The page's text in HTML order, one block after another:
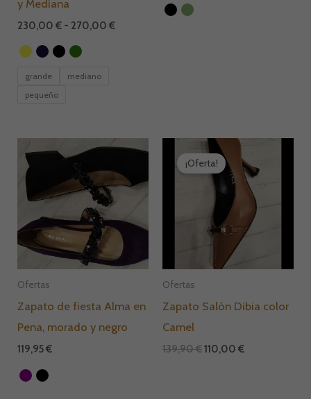
y Mediana
230,00€ - 270,00€
grande
mediano
pequeño
Ofertas
Zapato de fiesta Alma en
Pena, morado y negro
119,95€
¡Oferta!
Ofertas
Zapato Salón Dibia color
Camel
139,90€
El
precio
original
era:
139,90 €.
110,00 €
actual
es:
110,00 €.